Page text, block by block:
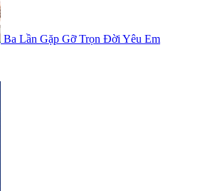
Ba Lần Gặp Gỡ Trọn Đời Yêu Em